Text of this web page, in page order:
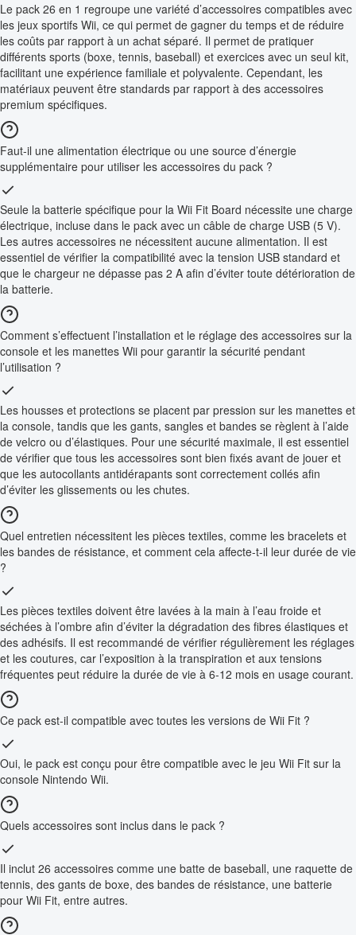
Le pack 26 en 1 regroupe une variété d’accessoires compatibles avec
les jeux sportifs Wii, ce qui permet de gagner du temps et de réduire
les coûts par rapport à un achat séparé. Il permet de pratiquer
différents sports (boxe, tennis, baseball) et exercices avec un seul kit,
facilitant une expérience familiale et polyvalente. Cependant, les
matériaux peuvent être standards par rapport à des accessoires
premium spécifiques.
Faut-il une alimentation électrique ou une source d’énergie
supplémentaire pour utiliser les accessoires du pack ?
Seule la batterie spécifique pour la Wii Fit Board nécessite une charge
électrique, incluse dans le pack avec un câble de charge USB (5 V).
Les autres accessoires ne nécessitent aucune alimentation. Il est
essentiel de vérifier la compatibilité avec la tension USB standard et
que le chargeur ne dépasse pas 2 A afin d’éviter toute détérioration de
la batterie.
Comment s’effectuent l’installation et le réglage des accessoires sur la
console et les manettes Wii pour garantir la sécurité pendant
l’utilisation ?
Les housses et protections se placent par pression sur les manettes et
la console, tandis que les gants, sangles et bandes se règlent à l’aide
de velcro ou d’élastiques. Pour une sécurité maximale, il est essentiel
de vérifier que tous les accessoires sont bien fixés avant de jouer et
que les autocollants antidérapants sont correctement collés afin
d’éviter les glissements ou les chutes.
Quel entretien nécessitent les pièces textiles, comme les bracelets et
les bandes de résistance, et comment cela affecte-t-il leur durée de vie
?
Les pièces textiles doivent être lavées à la main à l’eau froide et
séchées à l’ombre afin d’éviter la dégradation des fibres élastiques et
des adhésifs. Il est recommandé de vérifier régulièrement les réglages
et les coutures, car l’exposition à la transpiration et aux tensions
fréquentes peut réduire la durée de vie à 6-12 mois en usage courant.
Ce pack est-il compatible avec toutes les versions de Wii Fit ?
Oui, le pack est conçu pour être compatible avec le jeu Wii Fit sur la
console Nintendo Wii.
Quels accessoires sont inclus dans le pack ?
Il inclut 26 accessoires comme une batte de baseball, une raquette de
tennis, des gants de boxe, des bandes de résistance, une batterie
pour Wii Fit, entre autres.